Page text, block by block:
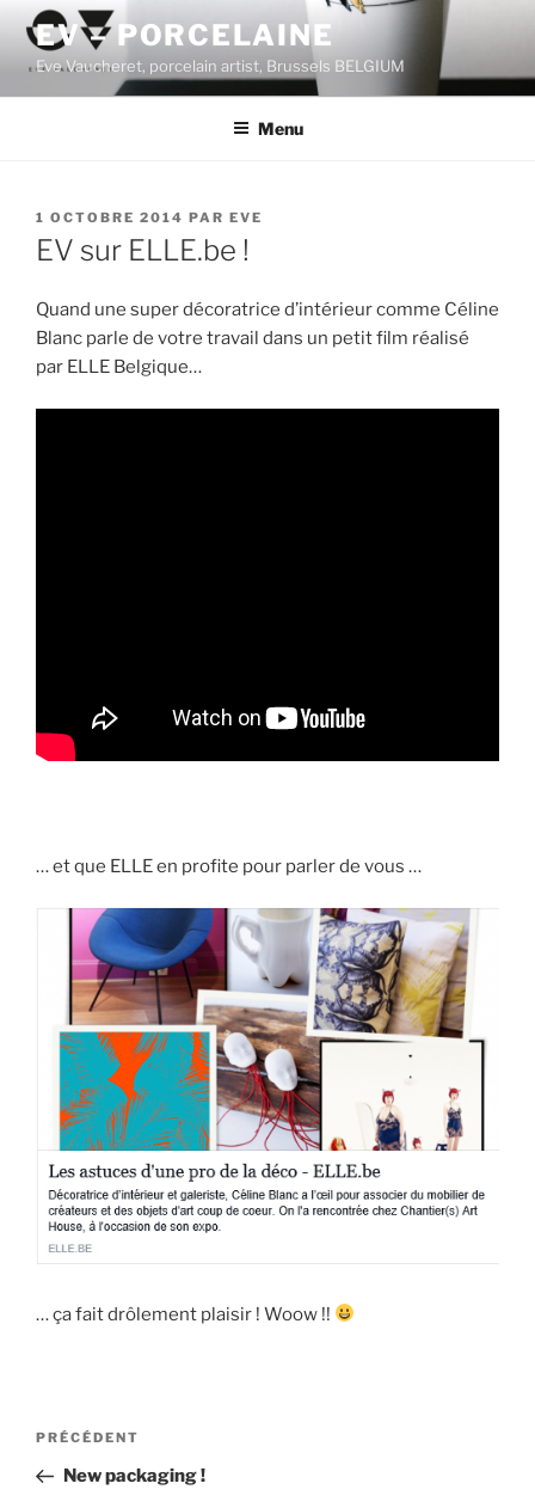
Aller
contenu
principal
EV – PORCELAINE
Eve Vaucheret, porcelain artist, Brussels BELGIUM
Menu
PUBLIÉ
LE
1 OCTOBRE 2014 PAR EVE
EV sur ELLE.be !
Quand une super décoratrice d’intérieur comme Céline
Blanc parle de votre travail dans un petit film réalisé
par ELLE Belgique…
… et que ELLE en profite pour parler de vous …
… ça fait drôlement plaisir ! Woow !!
Navigation
l’article
Article
précédent
PRÉCÉDENT
New packaging !